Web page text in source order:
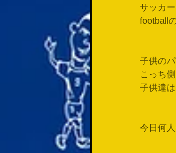
サッカ
football
子供の
こっち
子供達
今日何